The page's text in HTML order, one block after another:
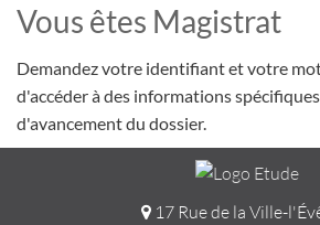
Vous êtes Magistrat
Demandez votre identifiant et votre
d'accéder à des informations
d'avancement du dossier.
17 Rue de la Ville-